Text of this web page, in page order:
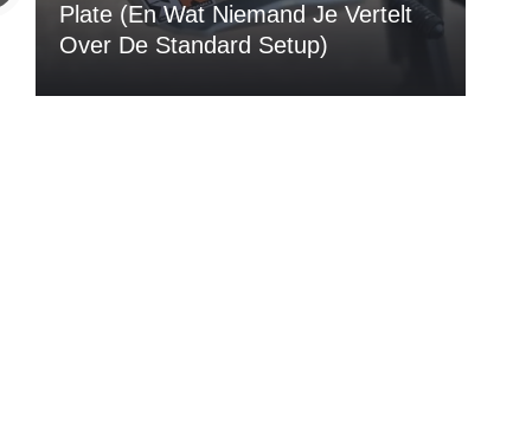
Plate (en Wat Niemand Je Vertelt
Over De Standard Setup)